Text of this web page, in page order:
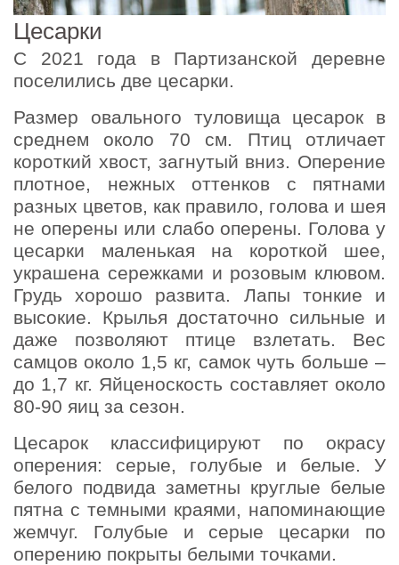
Цесарки
С 2021 года в Партизанской деревне
поселились две цесарки.
Размер овального туловища цесарок в
среднем около 70 см. Птиц отличает
короткий хвост, загнутый вниз. Оперение
плотное, нежных оттенков с пятнами
разных цветов, как правило, голова и шея
не оперены или слабо оперены. Голова у
цесарки маленькая на короткой шее,
украшена сережками и розовым клювом.
Грудь хорошо развита. Лапы тонкие и
высокие. Крылья достаточно сильные и
даже позволяют птице взлетать. Вес
самцов около 1,5 кг, самок чуть больше –
до 1,7 кг. Яйценоскость составляет около
80-90 яиц за сезон.
Цесарок классифицируют по окрасу
оперения: серые, голубые и белые. У
белого подвида заметны круглые белые
пятна с темными краями, напоминающие
жемчуг. Голубые и серые цесарки по
оперению покрыты белыми точками.